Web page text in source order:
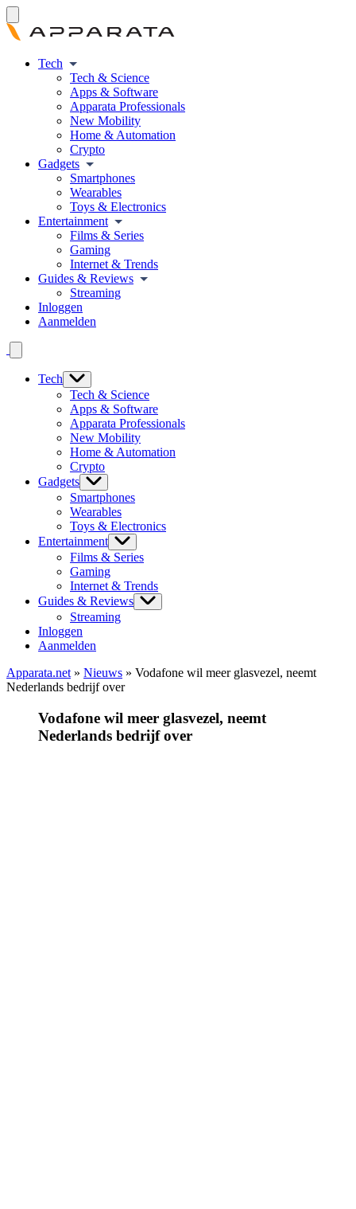
Tech
Tech & Science
Apps & Software
Apparata Professionals
New Mobility
Home & Automation
Crypto
Gadgets
Smartphones
Wearables
Toys & Electronics
Entertainment
Films & Series
Gaming
Internet & Trends
Guides & Reviews
Streaming
Inloggen
Aanmelden
Tech
Tech & Science
Apps & Software
Apparata Professionals
New Mobility
Home & Automation
Crypto
Gadgets
Smartphones
Wearables
Toys & Electronics
Entertainment
Films & Series
Gaming
Internet & Trends
Guides & Reviews
Streaming
Inloggen
Aanmelden
Apparata.net » Nieuws » Vodafone wil meer glasvezel, neemt
Nederlands bedrijf over
Vodafone wil meer glasvezel, neemt
Nederlands bedrijf over